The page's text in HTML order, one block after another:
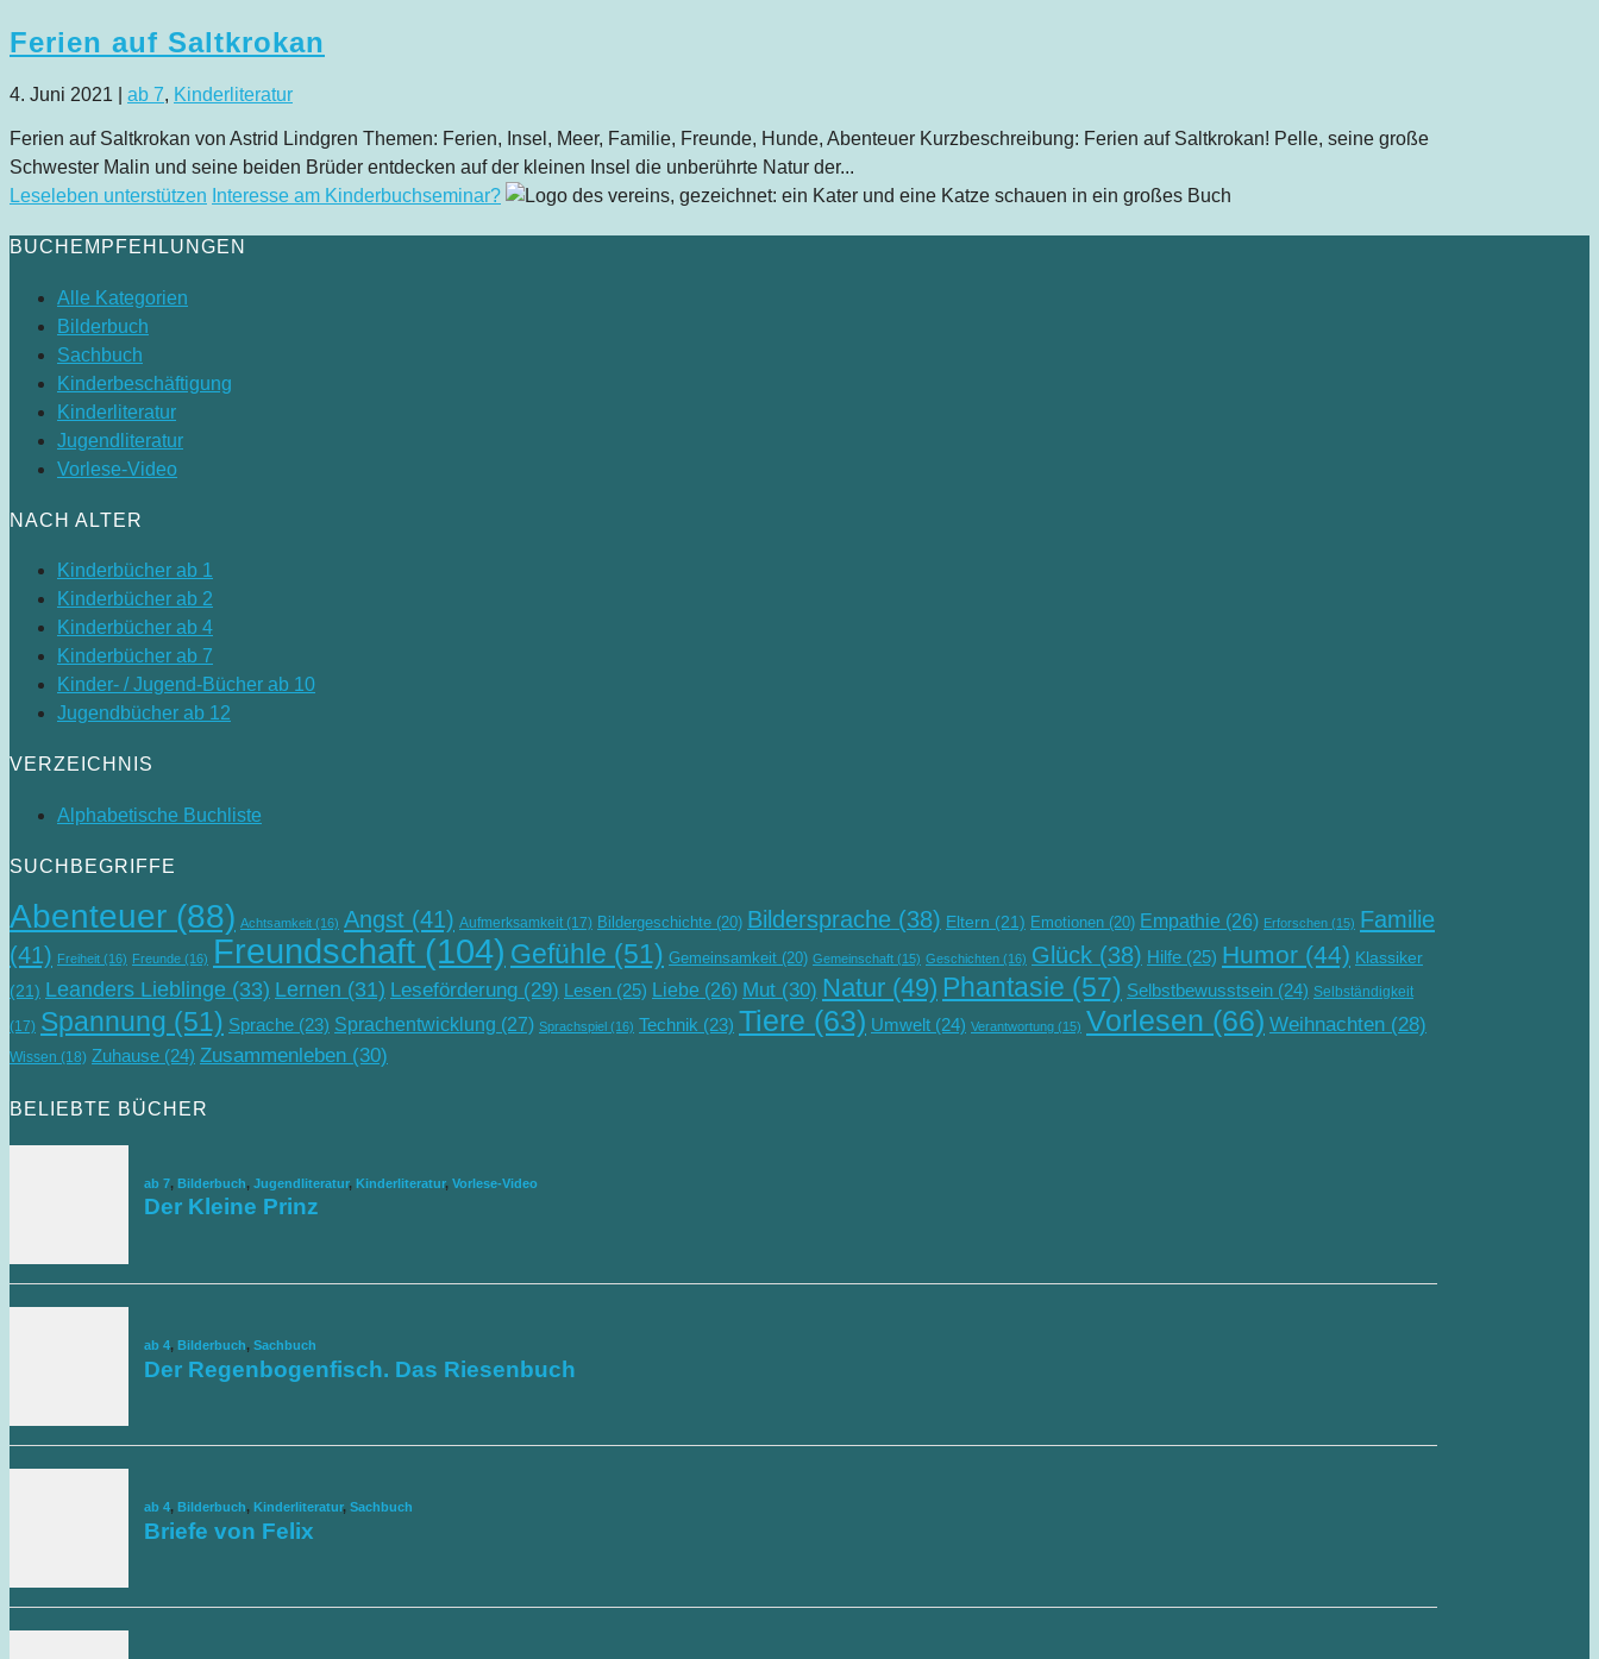
Ferien auf Saltkrokan
4. Juni 2021 ab 7, Kinderliteratur
Ferien auf Saltkrokan von Astrid Lindgren Themen: Ferien, Insel, Meer, Familie, Freunde, Hunde, Abenteuer Kurzbeschreibung: Ferien auf Saltkrokan! Pelle, seine große
Schwester Malin und seine beiden Brüder entdecken auf der kleinen Insel die unberührte Natur der...
Leseleben unterstützen Interesse am Kinderbuchseminar?
BUCHEMPFEHLUNGEN
Alle Kategorien
Bilderbuch
Sachbuch
Kinderbeschäftigung
Kinderliteratur
Jugendliteratur
Vorlese-Video
NACH ALTER
Kinderbücher ab 1
Kinderbücher ab 2
Kinderbücher ab 4
Kinderbücher ab 7
Kinder- / Jugend-Bücher ab 10
Jugendbücher ab 12
VERZEICHNIS
Alphabetische Buchliste
SUCHBEGRIFFE
Abenteuer (88) Achtsamkeit (16) Angst (41) Aufmerksamkeit (17) Bildergeschichte (20) Bildersprache (38) Eltern (21) Emotionen (20) Empathie (26) Erforschen (15) Familie
(41) Freiheit (16) Freunde (16) Freundschaft (104) Gefühle (51) Gemeinsamkeit (20) Gemeinschaft (15) Geschichten (16) Glück (38) Hilfe (25) Humor (44) Klassiker
(21) Leanders Lieblinge (33) Lernen (31) Leseförderung (29) Lesen (25) Liebe (26) Mut (30) Natur (49) Phantasie (57) Selbstbewusstsein (24) Selbständigkeit
(17) Spannung (51) Sprache (23) Sprachentwicklung (27) Sprachspiel (16) Technik (23) Tiere (63) Umwelt (24) Verantwortung (15) Vorlesen (66) Weihnachten (28)
Wissen (18) Zuhause (24) Zusammenleben (30)
BELIEBTE BÜCHER